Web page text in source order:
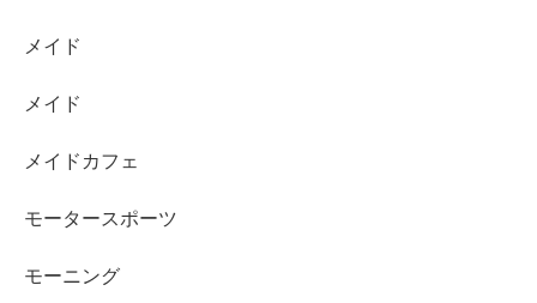
メイド
メイド
メイドカフェ
モータースポーツ
モーニング